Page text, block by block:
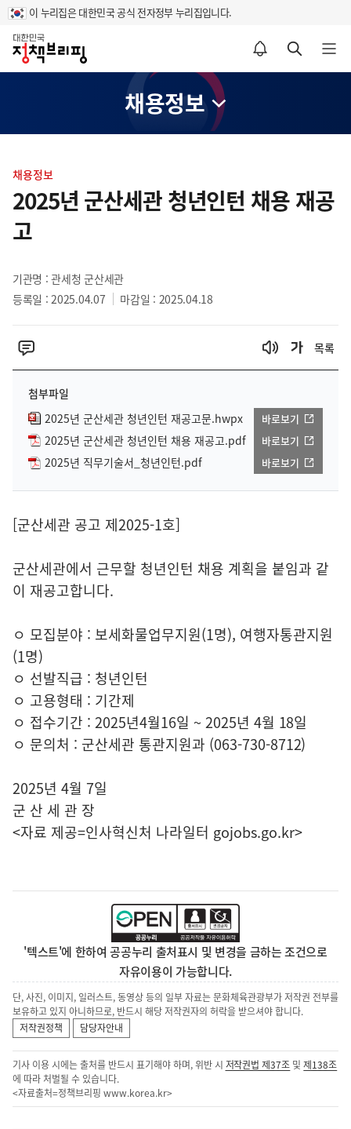
이 누리집은 대한민국 공식 전자정부 누리집입니다.
홈
알림설정 바로가기 검색 바로가기 메뉴 열기
채용정보
텐
츠
영
역
채용정보
2025년 군산세관 청년인턴 채용 재공
고
기관명 : 관세청 군산세관
등록일 : 2025.04.07
마감일 : 2025.04.18
목록
첨부파일
2025년 군산세관 청년인턴 재공고문.hwpx
바로보기
2025년 군산세관 청년인턴 채용 재공고.pdf 바로보기
2025년 직무기술서_청년인턴.pdf 바로보기
[군산세관 공고 제2025-1호]
군산세관에서 근무할 청년인턴 채용 계획을 붙임과 같
이 재공고합니다.
ㅇ 모집분야 : 보세화물업무지원(1명), 여행자통관지원
(1명)
ㅇ 선발직급 : 청년인턴
ㅇ 고용형태 : 기간제
ㅇ 접수기간 : 2025년4월16일 ~ 2025년 4월 18일
ㅇ 문의처 : 군산세관 통관지원과 (063-730-8712)
2025년 4월 7일
군 산 세 관 장
<자료 제공=인사혁신처 나라일터 gojobs.go.kr>
'텍스트'에 한하여 공공누리 출처표시 및 변경을 금하는 조건으로
자유이용이 가능합니다.
단, 사진, 이미지, 일러스트, 동영상 등의 일부 자료는 문화체육관광부가 저작권 전부를
보유하고 있지 아니하므로, 반드시 해당 저작권자의 허락을 받으셔야 합니다.
저작권정책
담당자안내
기사 이용 시에는 출처를 반드시 표기해야 하며, 위반 시 저작권법 제37조 및제138조
에 따라 처벌될 수 있습니다.
<자료출처=정책브리핑 www.korea.kr>